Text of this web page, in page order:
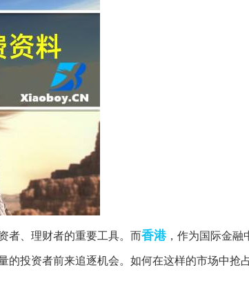
者、理财者的重要工具。而香港，作为国际金融
的投资者前来追逐机会。如何在这样的市场中抢